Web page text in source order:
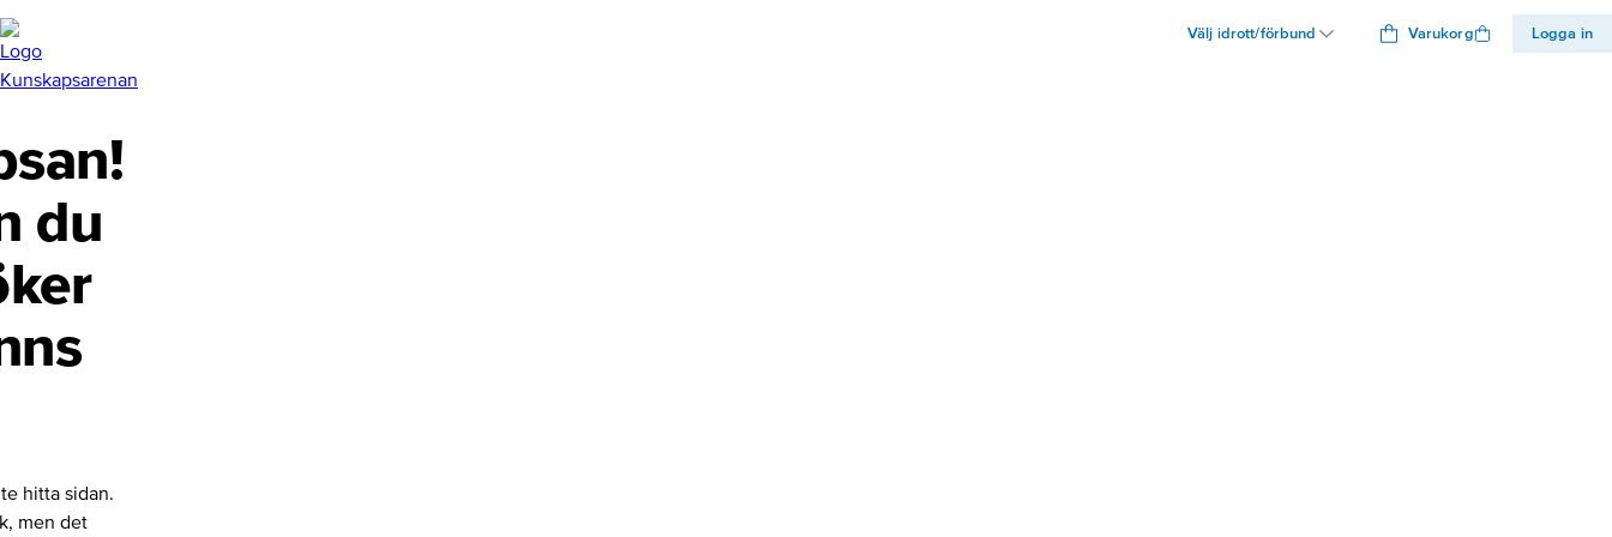
Välj idrott/förbund Varukorg Logga in
du
hitta sidan.
men det